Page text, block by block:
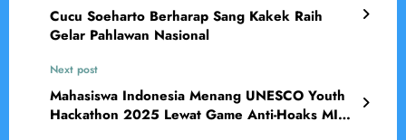
Cucu Soeharto Berharap Sang Kakek Raih
Gelar Pahlawan Nasional
Next post
Mahasiswa Indonesia Menang UNESCO Youth
Hackathon 2025 Lewat Game Anti-Hoaks MIL